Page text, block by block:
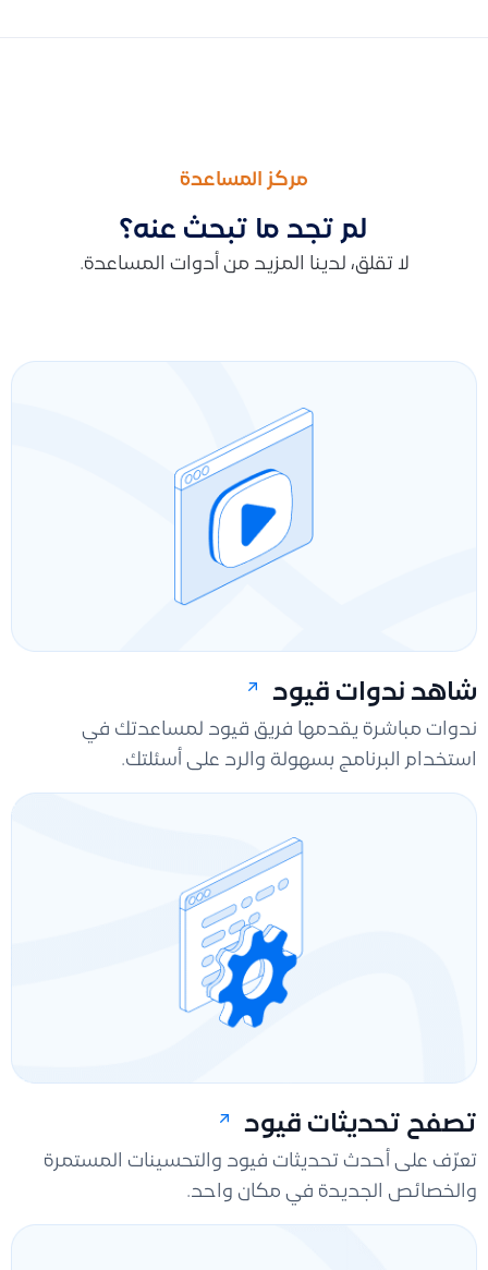
مركز المساعدة
لم تجد ما تبحث عنه؟
لا تقلق، لدينا المزيد من أدوات المساعدة.
شاهد ندوات قيود
ندوات مباشرة يقدمها فريق قيود لمساعدتك في
استخدام البرنامج بسهولة والرد على أسئلتك.
تصفح تحديثات قيود
تعرّف على أحدث تحديثات فيود والتحسينات المستمرة
والخصائص الجديدة في مكان واحد.